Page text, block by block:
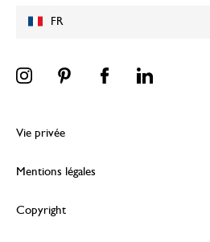
FR
Vie privée
Mentions légales
Copyright